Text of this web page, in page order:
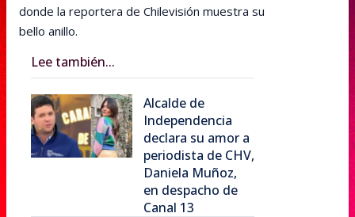
donde la reportera de Chilevisión muestra su
bello anillo.
Lee también...
Alcalde de
Independencia
declara su amor a
periodista de CHV,
Daniela Muñoz,
en despacho de
Canal 13